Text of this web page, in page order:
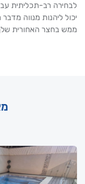
לבחירה רב-תכליתית
יכול ליהנות מנווה
ממש בחצר האחורית